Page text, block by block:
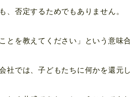
、否定するためでもありません。
とを教えてください」という意味
社では、子どもたちに何かを還元